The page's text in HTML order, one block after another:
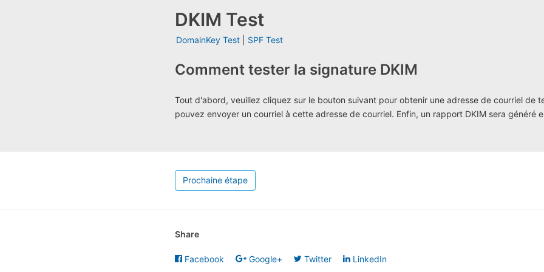
DKIM Test
DomainKey Test SPF Test
Comment tester la signature DKIM
Tout d'abord, veuillez cliquez sur le bouton suivant pour obtenir une adresse de courriel de
pouvez envoyer un courriel à cette adresse de courriel. Enfin, un rapport DKIM sera généré
Prochaine étape
Share
Facebook Google+ Twitter LinkedIn